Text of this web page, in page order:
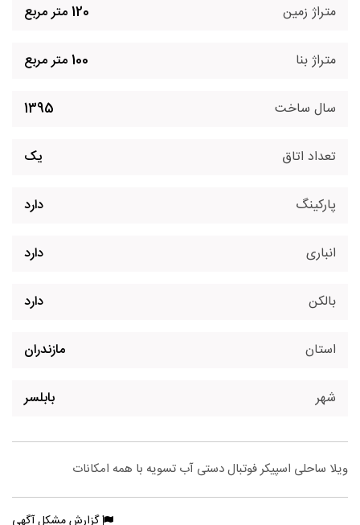
متراژ زمین 120 متر مربع
متراژ بنا 100 متر مربع
سال ساخت 1395
تعداد اتاق یک
پارکینگ دارد
انباری دارد
بالکن دارد
استان مازندران
شهر بابلسر
ویلا ساحلی اسپیکر فوتبال دستی آب تسویه با همه امکانات
گزارش مشکل آگهی